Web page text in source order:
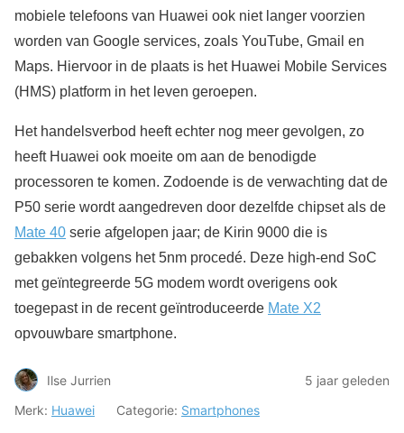
mobiele telefoons van Huawei ook niet langer voorzien
worden van Google services, zoals YouTube, Gmail en
Maps. Hiervoor in de plaats is het Huawei Mobile Services
(HMS) platform in het leven geroepen.
Het handelsverbod heeft echter nog meer gevolgen, zo
heeft Huawei ook moeite om aan de benodigde
processoren te komen. Zodoende is de verwachting dat de
P50 serie wordt aangedreven door dezelfde chipset als de
Mate 40 serie afgelopen jaar; de Kirin 9000 die is
gebakken volgens het 5nm procedé. Deze high-end SoC
met geïntegreerde 5G modem wordt overigens ook
toegepast in de recent geïntroduceerde Mate X2
opvouwbare smartphone.
Ilse Jurrien
5 jaar geleden
Merk: Huawei Categorie: Smartphones